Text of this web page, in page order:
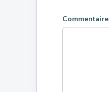
Commentaire